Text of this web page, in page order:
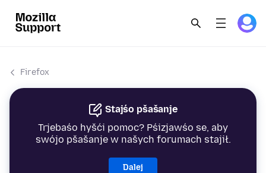
Firefox
Stajśo pšašanje
Trjebaśo hyšći pomoc? Pśizjawśo se, aby
swójo pšašanje w našych forumach stajił.
Dalej